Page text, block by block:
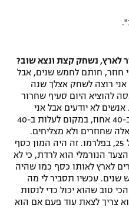
לארץ, נשחק קצת ונצא שוב?
חוזר, חותם לחמש שנים, אבל
אני רוצה לשחק אצלך שנה
להוציא היום סעיף שחרור
אנשים לא יודעים אבל אני
היחיד שחזר מאירופה וירד בשכר ב-40 אחוז, במקום לעלות ב-40
שחוזרים ולא מצליחים.
הרווחתי 550 אלף יורו בעונה, בגיל 25, בפלרמו. זה היה המון כסף
הנורמלי הוא לרדת, כי לא
לארץ לאותו כסף כמו שהיה
שנים. עכשיו תסביר לי מה
טוב שהוא יכול כדי לנסות
צריך לצאת עוד פעם אם הוא